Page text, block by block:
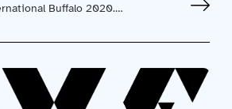
Buffalo 2020.…